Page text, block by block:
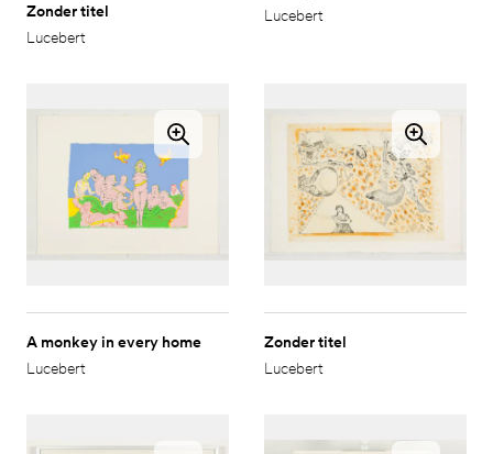
Zonder titel
Lucebert
Lucebert
A monkey in every home
Lucebert
Zonder titel
Lucebert